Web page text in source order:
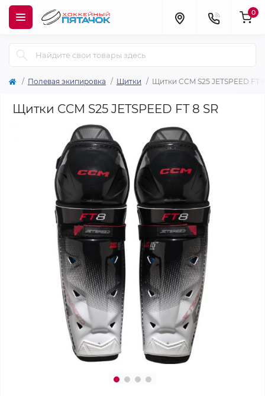
0
Полевая экипировка Щитки Щитки CCM S25 JETSPEED FT
Щитки CCM S25 JETSPEED FT 8 SR